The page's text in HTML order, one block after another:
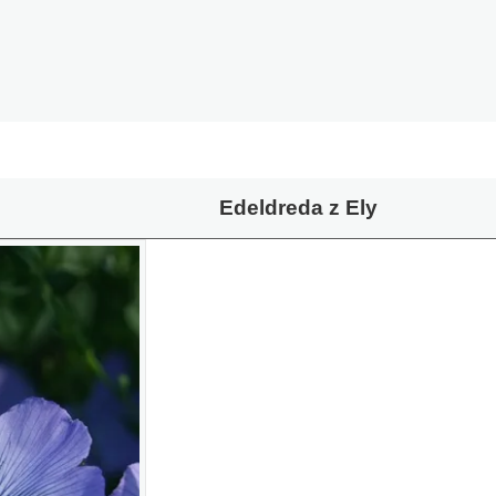
Edeldreda z Ely